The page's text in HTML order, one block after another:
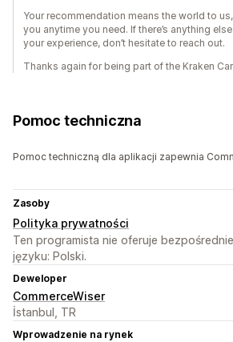
Your recommendation means the world to
you anytime you need. If there’s anything
your experience, don’t hesitate to reach out.
Thanks again for being part of the Kraken
Pomoc techniczna
Pomoc techniczną dla aplikacji zapewnia
Zasoby
Polityka prywatności
Ten programista nie oferuje
języku: Polski.
Deweloper
CommerceWiser
İstanbul, TR
Wprowadzenie na rynek